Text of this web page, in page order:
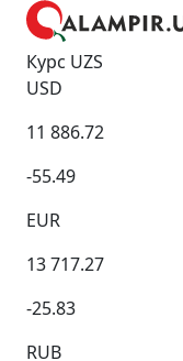
Курс UZS
USD
11 886.72
-55.49
EUR
13 717.27
-25.83
RUB